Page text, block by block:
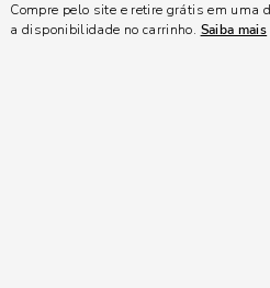
Compre pelo site e retire grátis em uma
a disponibilidade no carrinho. Saiba mais